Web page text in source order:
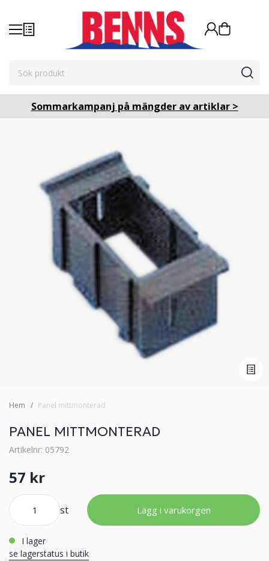
Sommarkampanj på mängder av artiklar >
Hem Panel mittmonterad
PANEL MITTMONTERAD
Artikelnr: 05792
57 kr
st Lägg i varukorgen
i lager
se lagerstatus i butik